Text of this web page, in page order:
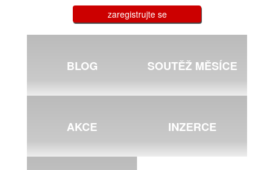
zaregistrujte se
BLOG SOUTĚŽ MĚSÍCE
AKCE INZERCE